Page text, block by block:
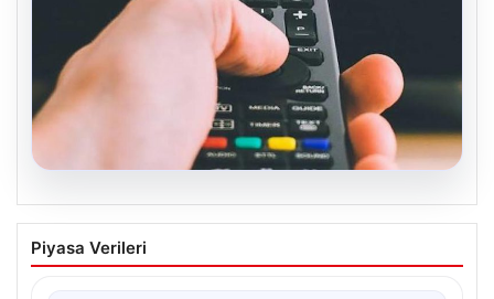
07.08.2026
Türksat 3A Uydusundan Son Verildi:
Kanal Güncellemesi ve Yeni Sistemler
Piyasa Verileri